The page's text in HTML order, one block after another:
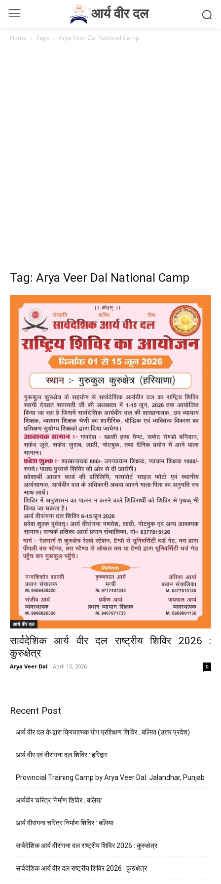
आर्य वीर दल
Home Tags Arya Veer Dal National Camp
Tag: Arya Veer Dal National Camp
आर्य वीर दल
सार्वदेशिक आर्य वीर दल राष्ट्रीय शिविर 2026 :
कुरुक्षेत्र
Arya Veer Dal - April 15, 2026 0
Recent Post
आर्य वीर दल के द्वारा क्रियात्मक योग प्रशिक्षण शिविर : बलिया (उत्तर प्रदेश)
आर्य वीर एवं वीरांगना दल शिविर : हरिद्वार
Provincial Training Camp by Arya Veer Dal: Jalandhar, Punjab
आर्यवीर चरित्र निर्माण शिविर : बलिया
आर्य वीरांगना चरित्र निर्माण शिविर : बलिया
सार्वदेशिक आर्य वीरांगना दल राष्ट्रीय शिविर 2026 : कुरुक्षेत्र
सार्वदेशिक आर्य वीर दल राष्ट्रीय शिविर 2026 : कुरुक्षेत्र